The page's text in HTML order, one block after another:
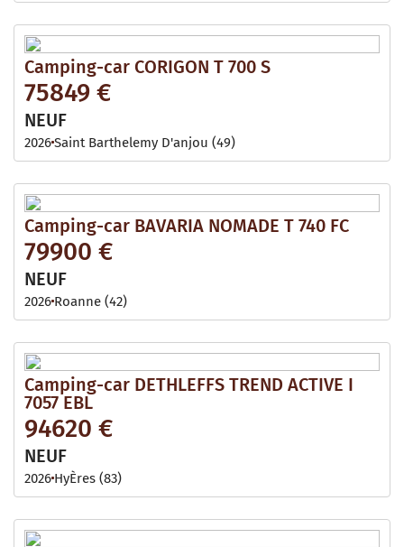
Camping-car CORIGON T 700 S
75849 €
NEUF
2026Saint Barthelemy D'anjou (49)
Camping-car BAVARIA NOMADE T 740 FC
79900 €
NEUF
2026 Roanne (42)
Camping-car DETHLEFFS TREND ACTIVE I
7057 EBL
94620 €
NEUF
2026 HyÈres (83)